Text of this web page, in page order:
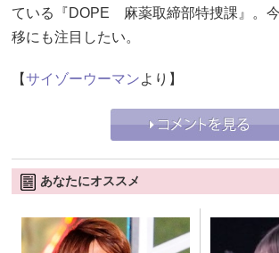
ている『DOPE 麻薬取締部特捜課』。
移にも注目したい。
【サイゾーウーマンより】
あなたにオススメ